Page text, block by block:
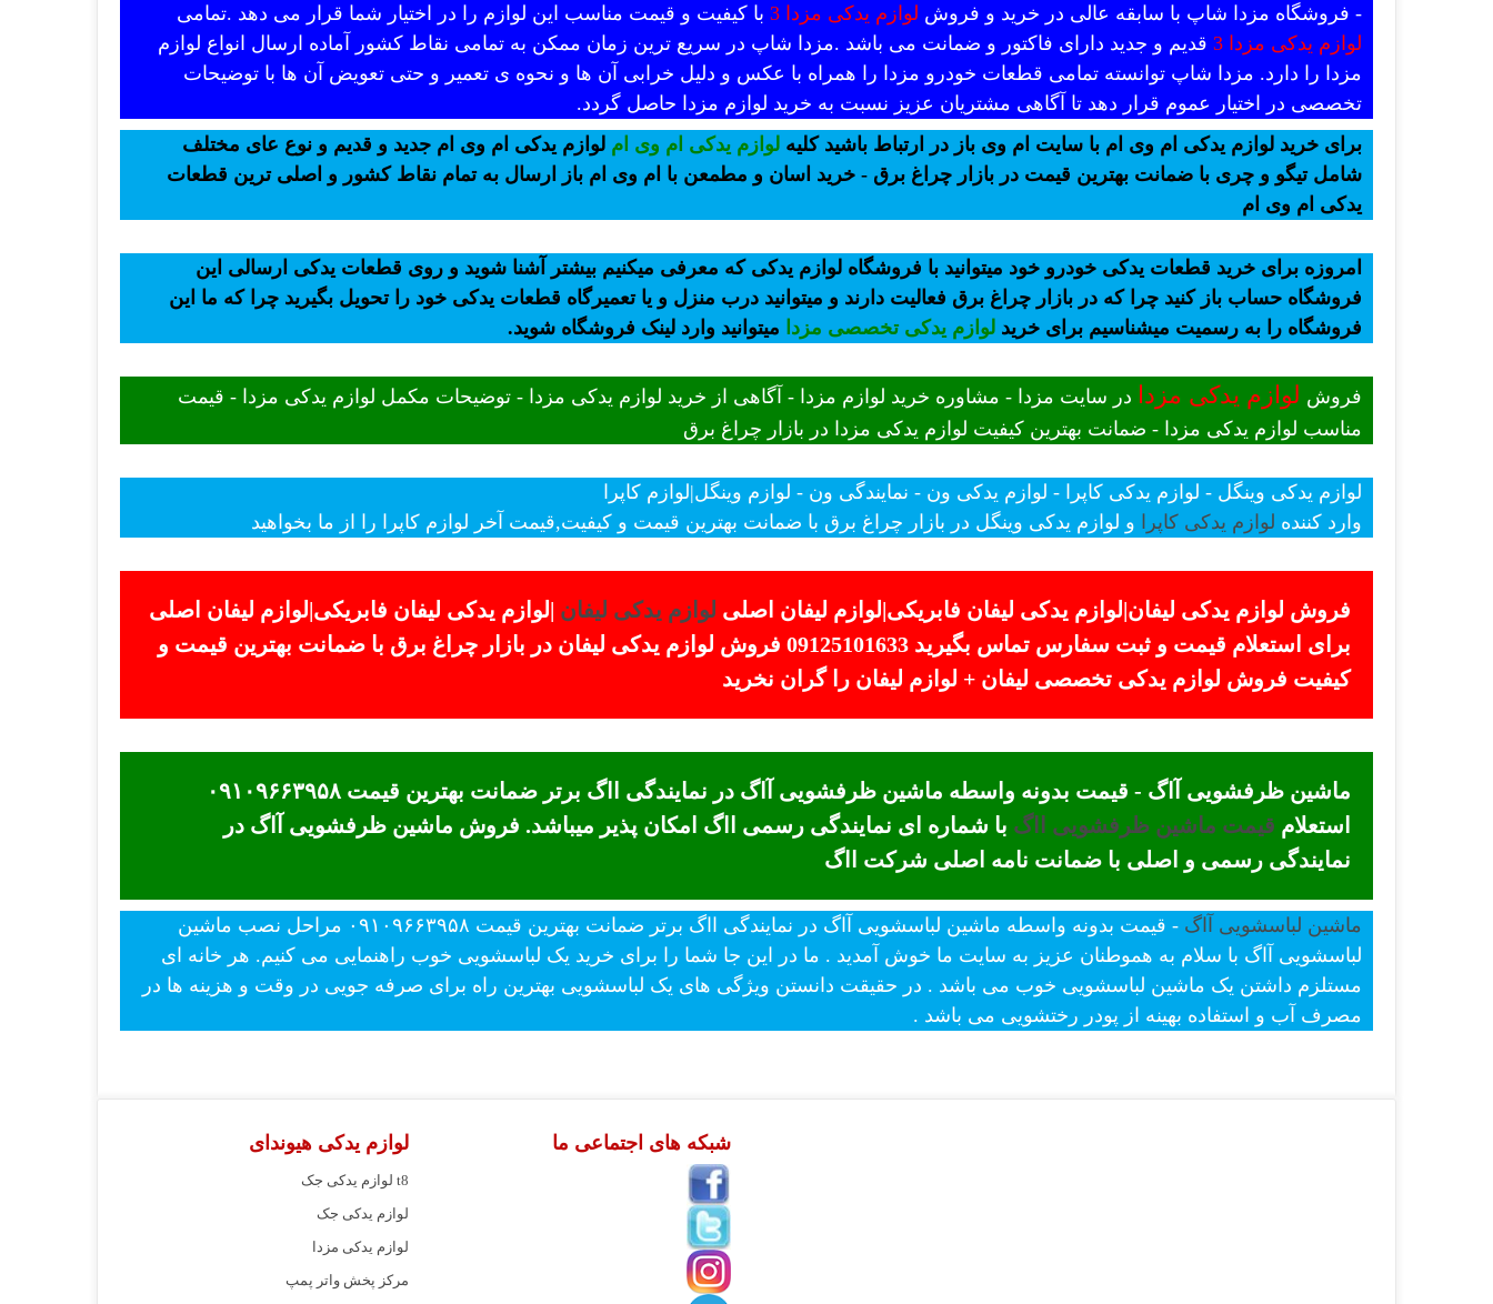
- فروشگاه مزدا شاپ با سابقه عالی در خرید و فروش لوازم یدکی مزدا 3
با کیفیت و قیمت مناسب این لوازم را در اختیار شما قرار می دهد .تمامی
لوازم یدکی مزدا 3
قدیم و جدید دارای فاکتور و ضمانت می باشد .مزدا شاپ در سریع ترین زمان ممکن به تمامی نقاط کشور آماده ارسال انواع لوازم
مزدا را دارد. مزدا شاپ توانسته تمامی قطعات خودرو مزدا را همراه با عکس و دلیل خرابی آن ها و نحوه ی تعمیر و حتی تعویض آن ها با توضیحات
تخصصی در اختیار عموم قرار دهد تا آگاهی مشتریان عزیز نسبت به خرید لوازم مزدا حاصل گردد.
برای خرید لوازم یدکی ام وی ام با سایت ام وی باز در ارتباط باشید کلیه لوازم یدکی ام وی ام لوازم یدکی ام وی ام جدید و قدیم و نوع عای مختلف
شامل تیگو و چری با ضمانت بهترین قیمت در بازار چراغ برق - خرید اسان و مطمعن با ام وی ام باز ارسال به تمام نقاط کشور و اصلی ترین قطعات
یدکی ام وی ام
امروزه برای خرید قطعات یدکی خودرو خود میتوانید با فروشگاه لوازم یدکی که معرفی میکنیم بیشتر آشنا شوید و روی قطعات یدکی ارسالی این
فروشگاه حساب باز کنید چرا که در بازار چراغ برق فعالیت دارند و میتوانید درب منزل و یا تعمیرگاه قطعات یدکی خود را تحویل بگیرید چرا که ما این
فروشگاه را به رسمیت میشناسیم برای خرید لوازم یدکی تخصصی مزدا میتوانید وارد لینک فروشگاه شوید.
فروش لوازم یدکی مزدا در سایت مزدا - مشاوره خرید لوازم مزدا - آگاهی از خرید لوازم یدکی مزدا - توضیحات مکمل لوازم یدکی مزدا - قیمت
مناسب لوازم یدکی مزدا - ضمانت بهترین کیفیت لوازم یدکی مزدا در بازار چراغ برق
لوازم یدکی وینگل - لوازم یدکی کاپرا - لوازم یدکی ون - نمایندگی ون - لوازم وینگل|لوازم کاپرا
وارد کننده لوازم یدکی کاپرا و لوازم یدکی وینگل در بازار چراغ برق با ضمانت بهترین قیمت و کیفیت,قیمت آخر لوازم کاپرا را از ما بخواهید
فروش لوازم یدکی لیفان|لوازم یدکی لیفان فابریکی|لوازم لیفان اصلی لوازم یدکی لیفان |لوازم یدکی لیفان فابریکی|لوازم لیفان اصلی
برای استعلام قیمت و ثبت سفارس تماس بگیرید 09125101633 فروش لوازم یدکی لیفان در بازار چراغ برق با ضمانت بهترین قیمت و
کیفیت فروش لوازم یدکی تخصصی لیفان + لوازم لیفان را گران نخرید
ماشین ظرفشویی آاگ - قیمت بدونه واسطه ماشین ظرفشویی آاگ در نمایندگی ااگ برتر ضمانت بهترین قیمت ۰۹۱۰۹۶۶۳۹۵۸
استعلام قیمت ماشین ظرفشویی ااگ با شماره ای نمایندگی رسمی ااگ امکان پذیر میباشد. فروش ماشین ظرفشویی آاگ در
نمایندگی رسمی و اصلی با ضمانت نامه اصلی شرکت ااگ
ماشین لباسشویی آاگ
- قیمت بدونه واسطه ماشین لباسشویی آاگ در نمایندگی ااگ برتر ضمانت بهترین قیمت ۰۹۱۰۹۶۶۳۹۵۸ مراحل نصب ماشین
لباسشویی آاگ با سلام به هموطنان عزیز به سایت ما خوش آمدید . ما در این جا شما را برای خرید یک لباسشویی خوب راهنمایی می کنیم. هر خانه ای
مستلزم داشتن یک ماشین لباسشویی خوب می باشد . در حقیقت دانستن ویژگی های یک لباسشویی بهترین راه برای صرفه جویی در وقت و هزینه ها در
مصرف آب و استفاده بهینه از پودر رختشویی می باشد .
لوازم یدکی هیوندای
لوازم یدکی جک t8
لوازم یدکی جک
لوازم یدکی مزدا
مرکز پخش واتر پمپ
شبکه های اجتماعی ما